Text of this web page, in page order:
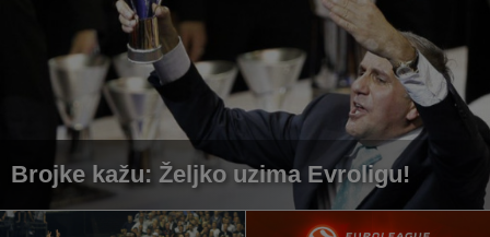
Brojke kažu: Željko uzima Evroligu!